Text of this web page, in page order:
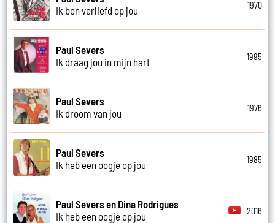
Ik ben verliefd op jou
1970
Paul Severs
Ik draag jou in mijn hart
1995
Paul Severs
Ik droom van jou
1976
Paul Severs
Ik heb een oogje op jou
1985
Paul Severs en Dina Rodrigues
Ik heb een oogje op jou
2016